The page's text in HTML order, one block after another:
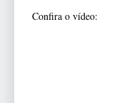
Confira o vídeo: